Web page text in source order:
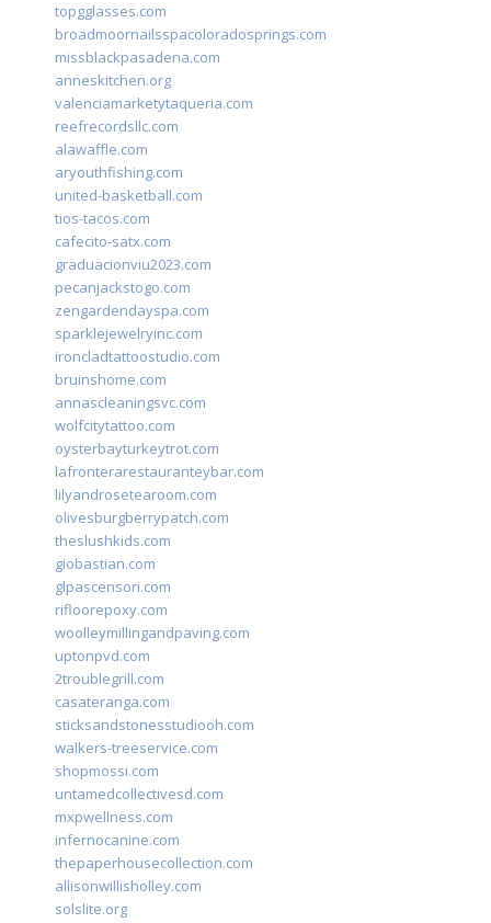
topgglasses.com
broadmoornailsspacoloradosprings.com
missblackpasadena.com
anneskitchen.org
valenciamarketytaqueria.com
reefrecordsllc.com
alawaffle.com
aryouthfishing.com
united-basketball.com
tios-tacos.com
cafecito-satx.com
graduacionviu2023.com
pecanjackstogo.com
zengardendayspa.com
sparklejewelryinc.com
ironcladtattoostudio.com
bruinshome.com
annascleaningsvc.com
wolfcitytattoo.com
oysterbayturkeytrot.com
lafronterarestauranteybar.com
lilyandrosetearoom.com
olivesburgberrypatch.com
theslushkids.com
giobastian.com
glpascensori.com
rifloorepoxy.com
woolleymillingandpaving.com
uptonpvd.com
2troublegrill.com
casateranga.com
sticksandstonesstudiooh.com
walkers-treeservice.com
shopmossi.com
untamedcollectivesd.com
mxpwellness.com
infernocanine.com
thepaperhousecollection.com
allisonwillisholley.com
solslite.org